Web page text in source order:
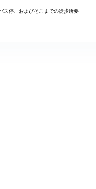
ス停、およびそこまでの徒歩所要